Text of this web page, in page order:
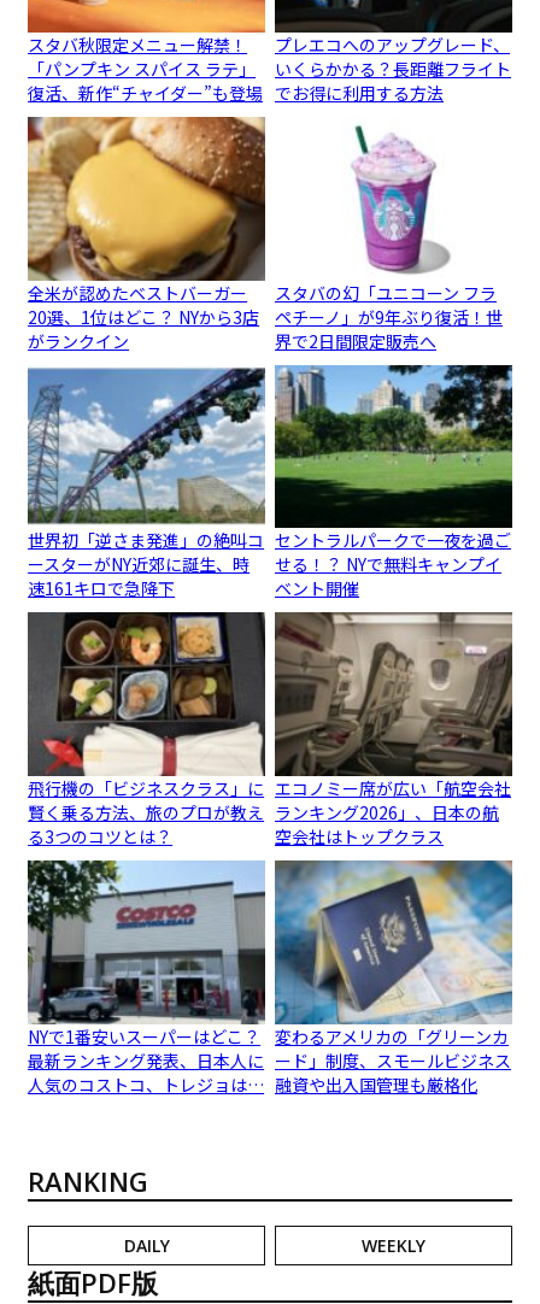
スタバ秋限定メニュー解禁！
「パンプキン スパイス ラテ」
復活、新作“チャイダー”も登場
プレエコへのアップグレード、
いくらかかる？長距離フライト
でお得に利用する方法
全米が認めたベストバーガー
20選、1位はどこ？ NYから3店
がランクイン
スタバの幻「ユニコーン フラ
ペチーノ」が9年ぶり復活！世
界で2日間限定販売へ
世界初「逆さま発進」の絶叫コ
ースターがNY近郊に誕生、時
速161キロで急降下
セントラルパークで一夜を過ご
せる！？ NYで無料キャンプイ
ベント開催
飛行機の「ビジネスクラス」に
賢く乗る方法、旅のプロが教え
る3つのコツとは？
エコノミー席が広い「航空会社
ランキング2026」、日本の航
空会社はトップクラス
NYで1番安いスーパーはどこ？
最新ランキング発表、日本人に
人気のコストコ、トレジョは…
変わるアメリカの「グリーンカ
ード」制度、スモールビジネス
融資や出入国管理も厳格化
RANKING
DAILY WEEKLY
紙面PDF版